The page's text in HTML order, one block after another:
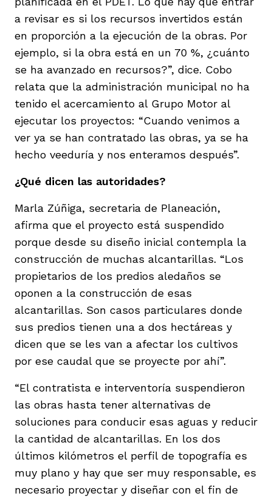
a revisar es si los recursos invertidos están
en proporción a la ejecución de la obras. Por
ejemplo, si la obra está en un 70 %, ¿cuánto
se ha avanzado en recursos?”, dice. Cobo
relata que la administración municipal no ha
tenido el acercamiento al Grupo Motor al
ejecutar los proyectos: “Cuando venimos a
ver ya se han contratado las obras, ya se ha
hecho veeduría y nos enteramos después”.
¿Qué dicen las autoridades?
Marla Zúñiga, secretaria de Planeación,
afirma que el proyecto está suspendido
porque desde su diseño inicial contempla la
construcción de muchas alcantarillas. “Los
propietarios de los predios aledaños se
oponen a la construcción de esas
alcantarillas. Son casos particulares donde
sus predios tienen una a dos hectáreas y
dicen que se les van a afectar los cultivos
por ese caudal que se proyecte por ahí”.
“El contratista e interventoría suspendieron
las obras hasta tener alternativas de
soluciones para conducir esas aguas y reducir
la cantidad de alcantarillas. En los dos
últimos kilómetros el perfil de topografía es
muy plano y hay que ser muy responsable, es
necesario proyectar y diseñar con el fin de